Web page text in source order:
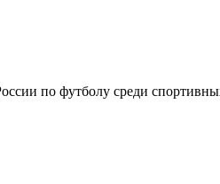
по футболу среди